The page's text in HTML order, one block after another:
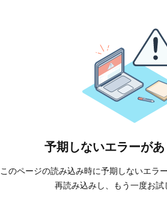
予期しないエラーがあ
このページの読み込み時に予期しないエラ
再読み込みし、もう一度お試